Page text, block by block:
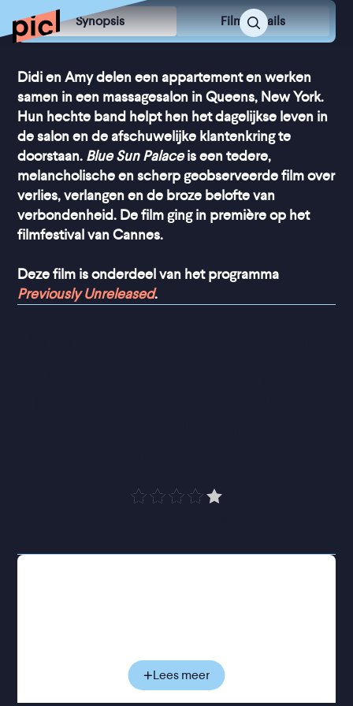
Synopsis Film Details
Didi en Amy delen een appartement en werken
samen in een massagesalon in Queens, New York.
Hun hechte band helpt hen het dagelijkse leven in
de salon en de afschuwelijke klantenkring te
doorstaan. Blue Sun Palaceis een tedere,
melancholische en scherp geobserveerde film over
verlies, verlangen en de broze belofte van
verbondenheid. De film ging in première op het
filmfestival van Cannes.
Deze film is onderdeel van het programma
Previously Unreleased.
Didi krijgt een relatie met Cheung (Lee Kang-
tussen mensen die ver van huis proberen te
overleven. Zullen de drie hun armoedige maar
vertrouwde bestaan kunnen voortzetten?
Lees meer